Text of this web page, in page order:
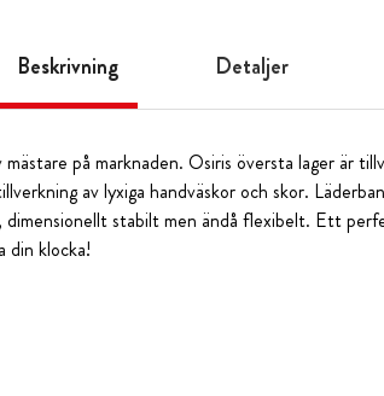
Beskrivning Detaljer
på marknaden. Osiris översta lager är
av lyxiga handväskor och skor.
dimensionellt stabilt men ändå flexibelt. Ett
din klocka!